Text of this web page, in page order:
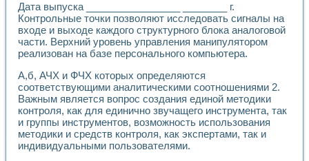
Разработка программного обеспечения с
Использование технологий NATIONAL INSTRUMENTS
Оборудование для промышленной термотрансферной
Автоматизация реометрических исследований на базе
Исследование электромагнитных переходных процессов
Стенд для исследования электрических переходных
Автоматизация контроля сварных швов на базе
Измерительный контроль с применением
Моделирование надежности и эффективности систем
Лабораторные практикумы и учебные стенды
Дата выпуска _________________ ________ г.
Контрольные точки позволяют исследовать сигналы на
входе и выходе каждого структурного блока аналоговой
части. Верхний уровень управления манипулятором
реализован на базе персонального компьютера.
А,б, АЧХ и ФЧХ которых определяются
соответствующими аналитическими соотношениями 2.
Важным является вопрос создания единой методики
контроля, как для единично звучащего инструмента, так
и группы инструментов, возможность использования
методики и средств контроля, как экспертами, так и
индивидуальными пользователями.